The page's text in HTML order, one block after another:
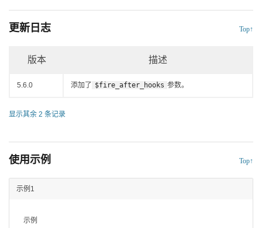
更新日志 Top↑
版本 描述
5.6.0 添加了 $fire_after_hooks 参数。
显示其余 2 条记录
使用示例 Top↑
示例1
示例